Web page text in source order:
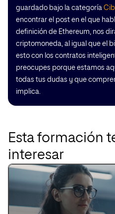
guardado bajo la categoría
encontrar el post en el que
definición de Ethereum, nos
criptomoneda, al igual que el
esto con los contratos
preocupes porque estamos
todas tus dudas y que
implica.
Esta formación
interesar